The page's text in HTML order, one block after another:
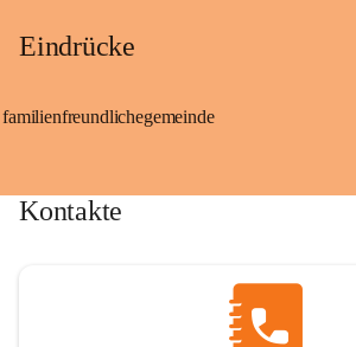
Eindrücke
familienfreundlichegemeinde
Kontakte